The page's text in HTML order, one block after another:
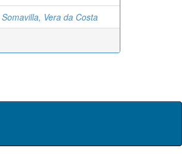
Somavilla, Vera da Costa